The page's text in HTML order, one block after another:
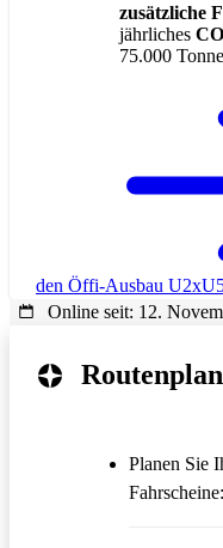
zusätzliche
jährliches
75.000
den Öffi-Ausbau
Online seit: 12.
Planen Sie
Fahrscheine: